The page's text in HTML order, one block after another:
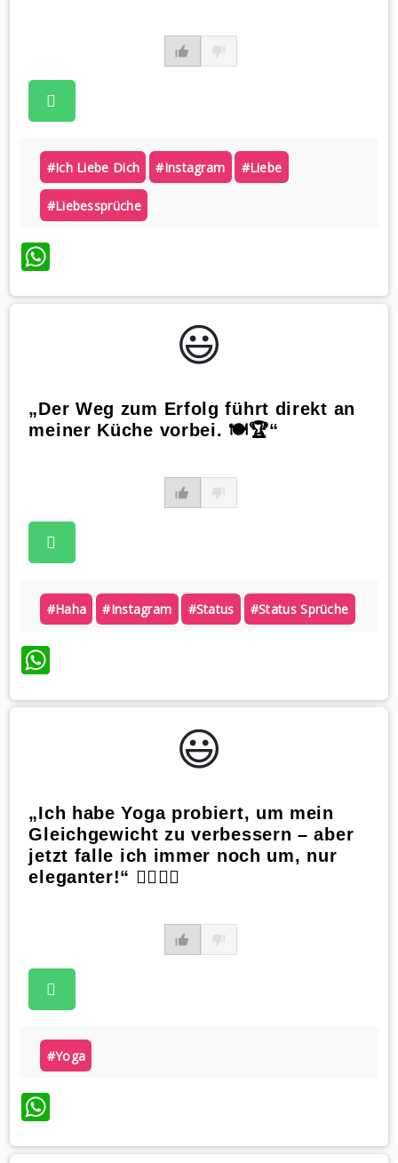
#ich Liebe Dich #instagram #liebe
#liebessprüche
WhatsApp
😃️
„Der Weg zum Erfolg führt direkt an
meiner Küche vorbei. 🍽️🏆“
#haha #instagram #status #status Sprüche
WhatsApp
😃️
„Ich habe Yoga probiert, um mein
Gleichgewicht zu verbessern – aber
jetzt falle ich immer noch um, nur
eleganter!“ 🧘‍♀️🤸‍♂️
#yoga
WhatsApp